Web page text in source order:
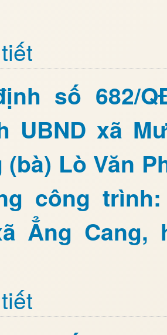
số 682/
UBND xã
(bà) Lò Văn
công
Ẳng Cang,